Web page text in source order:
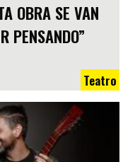
OBRA SE VAN
PENSANDO”
Teatro